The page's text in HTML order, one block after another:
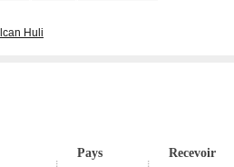
Huli
Pays Recevoir